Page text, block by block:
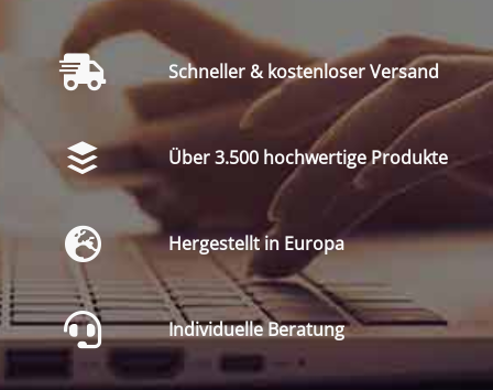
Schneller & kostenloser Versand
Über 3.500 hochwertige Produkte
Hergestellt in Europa
Individuelle Beratung